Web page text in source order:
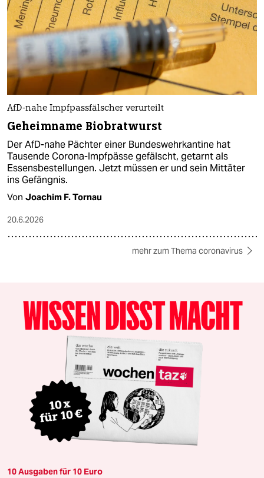
AfD-nahe Impfpassfälscher verurteilt
Geheimname Biobratwurst
Der AfD-nahe Pächter einer Bundeswehrkantine hat
Tausende Corona-Impfpässe gefälscht, getarnt als
Essensbestellungen. Jetzt müssen er und sein Mittäter
ins Gefängnis.
Von Joachim F. Tornau
20.6.2026
mehr zum Thema coronavirus
10 Ausgaben für 10 Euro